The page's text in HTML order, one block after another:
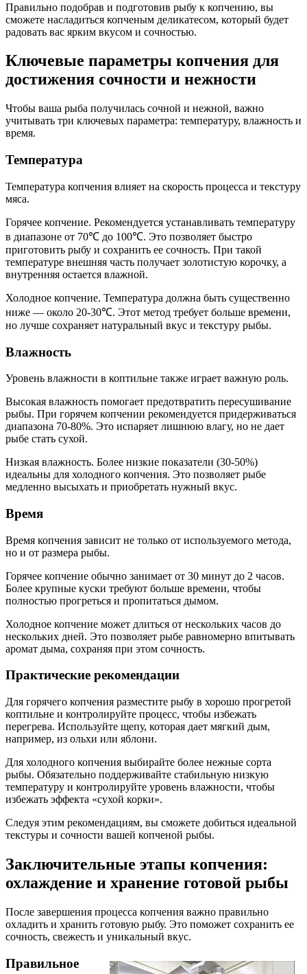
Правильно подобрав и подготовив рыбу к копчению, вы
сможете насладиться копченым деликатесом, который будет
радовать вас ярким вкусом и сочностью.
Ключевые параметры копчения для
достижения сочности и нежности
Чтобы ваша рыба получилась сочной и нежной, важно
учитывать три ключевых параметра: температуру, влажность и
время.
Температура
Температура копчения влияет на скорость процесса и текстуру
мяса.
Горячее копчение. Рекомендуется устанавливать температуру
в диапазоне от 70℃ до 100℃. Это позволяет быстро
приготовить рыбу и сохранить ее сочность. При такой
температуре внешняя часть получает золотистую корочку, а
внутренняя остается влажной.
Холодное копчение. Температура должна быть существенно
ниже — около 20-30℃. Этот метод требует больше времени,
но лучше сохраняет натуральный вкус и текстуру рыбы.
Влажность
Уровень влажности в коптильне также играет важную роль.
Высокая влажность помогает предотвратить пересушивание
рыбы. При горячем копчении рекомендуется придерживаться
диапазона 70-80%. Это испаряет лишнюю влагу, но не дает
рыбе стать сухой.
Низкая влажность. Более низкие показатели (30-50%)
идеальны для холодного копчения. Это позволяет рыбе
медленно высыхать и приобретать нужный вкус.
Время
Время копчения зависит не только от используемого метода,
но и от размера рыбы.
Горячее копчение обычно занимает от 30 минут до 2 часов.
Более крупные куски требуют больше времени, чтобы
полностью прогреться и пропитаться дымом.
Холодное копчение может длиться от нескольких часов до
нескольких дней. Это позволяет рыбе равномерно впитывать
аромат дыма, сохраняя при этом сочность.
Практические рекомендации
Для горячего копчения разместите рыбу в хорошо прогретой
коптильне и контролируйте процесс, чтобы избежать
перегрева. Используйте щепу, которая дает мягкий дым,
например, из ольхи или яблони.
Для холодного копчения выбирайте более нежные сорта
рыбы. Обязательно поддерживайте стабильную низкую
температуру и контролируйте уровень влажности, чтобы
избежать эффекта «сухой корки».
Следуя этим рекомендациям, вы сможете добиться идеальной
текстуры и сочности вашей копченой рыбы.
Заключительные этапы копчения:
охлаждение и хранение готовой рыбы
После завершения процесса копчения важно правильно
охладить и хранить готовую рыбу. Это поможет сохранить ее
сочность, свежесть и уникальный вкус.
Правильное